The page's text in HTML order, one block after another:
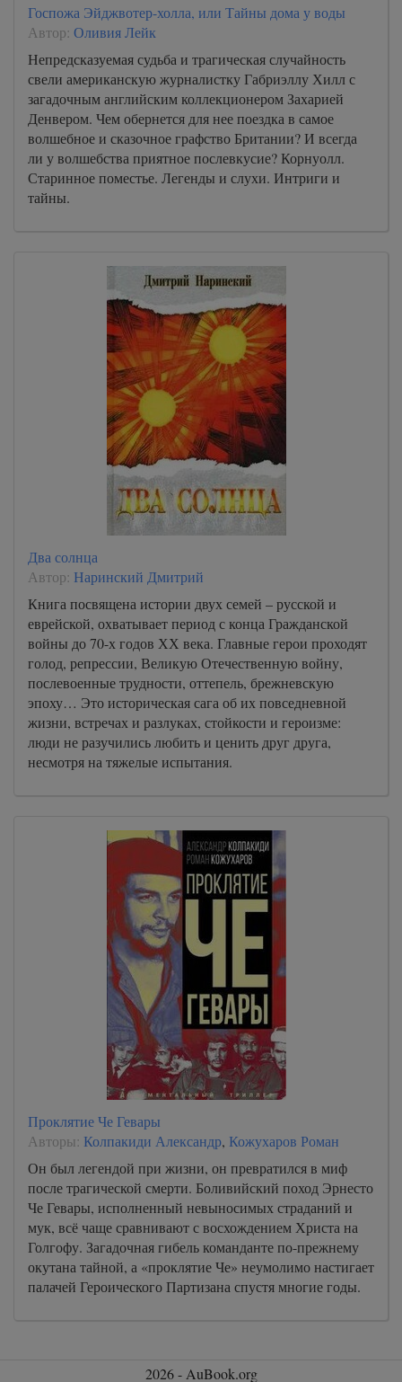
Госпожа Эйджвотер-холла, или Тайны дома у воды
Автор: Оливия Лейк
Непредсказуемая судьба и трагическая случайность
свели американскую журналистку Габриэллу Хилл с
загадочным английским коллекционером Захарией
Денвером. Чем обернется для нее поездка в самое
волшебное и сказочное графство Британии? И всегда
ли у волшебства приятное послевкусие? Корнуолл.
Старинное поместье. Легенды и слухи. Интриги и
тайны.
Два солнца
Автор: Наринский Дмитрий
Книга посвящена истории двух семей – русской и
еврейской, охватывает период с конца Гражданской
войны до 70-х годов ХХ века. Главные герои проходят
голод, репрессии, Великую Отечественную войну,
послевоенные трудности, оттепель, брежневскую
эпоху… Это историческая сага об их повседневной
жизни, встречах и разлуках, стойкости и героизме:
люди не разучились любить и ценить друг друга,
несмотря на тяжелые испытания.
Проклятие Че Гевары
Авторы: Колпакиди Александр, Кожухаров Роман
Он был легендой при жизни, он превратился в миф
после трагической смерти. Боливийский поход Эрнесто
Че Гевары, исполненный невыносимых страданий и
мук, всё чаще сравнивают с восхождением Христа на
Голгофу. Загадочная гибель команданте по-прежнему
окутана тайной, а «проклятие Че» неумолимо настигает
палачей Героического Партизана спустя многие годы.
2026 - AuBook.org